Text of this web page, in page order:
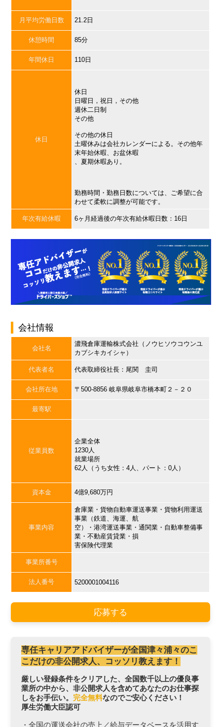
月平均労働日数 21.2日
休憩時間 85分
年間休日 110日
休日
休日
日曜日，祝日，その他
週休二日制
その他
その他の休日
土曜休みは会社カレンダーによる。その他年
末年始休暇、お盆休暇
、夏期休暇あり。
勤務時間・勤務日数については、ご希望に合
わせて柔軟に調整が可能です。
年次有給休暇 6ヶ月経過後の年次有給休暇日数：16日
会社情報
会社名
濃飛倉庫運輸株式会社（ノウヒソウコウンユ
カブシキカイシャ）
代表者名 代表取締役社長：尾関 圭司
会社所在地 〒500-8856 岐阜県岐阜市橋本町２－２０
最寄駅
従業員数
企業全体
1230人
就業場所
62人（うち女性：4人、パート：0人）
資本金 4億9,680万円
事業内容
倉庫業・貨物自動車運送事業・貨物利用運送
事業（鉄道、海運、航
空）・港湾運送事業・通関業・自動車整備事
業・不動産賃貸業・損
害保険代理業
事業所番号
法人番号 5200001004116
応募する
専任キャリアアドバイザーが全国津々浦々のこ
こだけの非公開求人、コッソリ教えます！
厳しい登録条件をクリアした、全国数千以上の優良事
業所の中から、非公開求人を含めてあなたのお仕事探
しをお手伝い。 完全無料なのでご安心ください！
厚生労働大臣認可
・全国の運送会社の売上／給与データベースを活用す